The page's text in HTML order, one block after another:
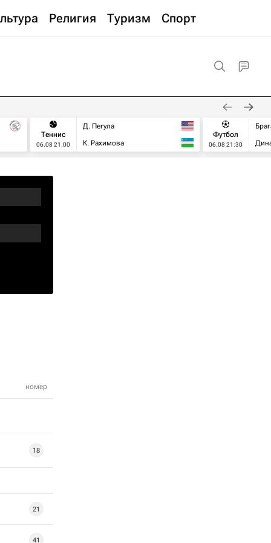
Религия Туризм Спорт
Теннис
06.08 21:00
Д. Пегула
К. Рахимова
Футбол
06.08 21:30
номер
18
21
41